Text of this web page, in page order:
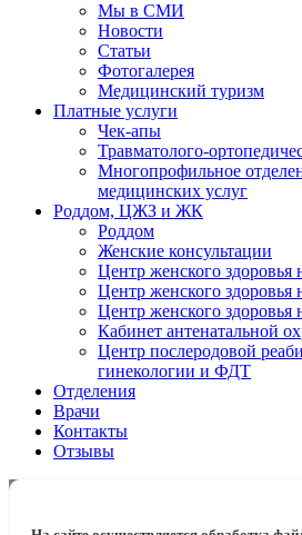
Мы в СМИ
Новости
Статьи
Фотогалерея
Медицинский туризм
Платные услуги
Чек-апы
Травматолого-
Многопрофильное
медицинских услуг
Роддом, ЦЖЗ и ЖК
Роддом
Женские консультации
Центр женского здоровья
Центр женского здоровья
Центр женского здоровья
Кабинет антенатальной
Центр послеродовой
гинекологии и ФДТ
Отделения
Врачи
Контакты
Отзывы